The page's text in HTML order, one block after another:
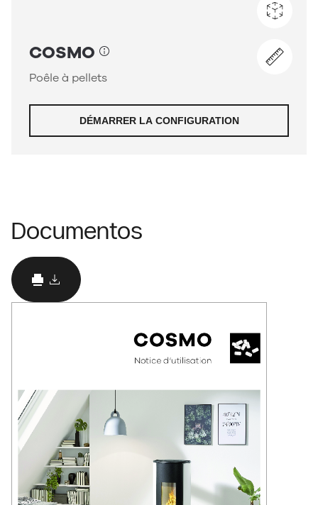
Documentos